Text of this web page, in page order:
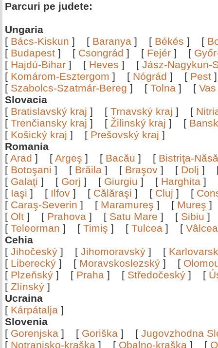
Parcuri pe judete:
Ungaria
[ Bács-Kiskun ] [ Baranya ] [ Békés ] [
[ Budapest ] [ Csongrád ] [ Fejér ] [
[ Hajdú-Bihar ] [ Heves ] [ Jász-Nagykun-
[ Komárom-Esztergom ] [ Nógrád ] [ Pest
[ Szabolcs-Szatmár-Bereg ] [ Tolna ] [ Vas
Slovacia
[ Bratislavský kraj ] [ Trnavský kraj ] [
[ Trenčiansky kraj ] [ Žilinský kraj ] [
[ Košický kraj ] [ Prešovský kraj ]
Romania
[ Arad ] [ Argeş ] [ Bacău ] [ Bistriţa-
[ Botoşani ] [ Brăila ] [ Braşov ] [ Dolj ]
[ Galaţi ] [ Gorj ] [ Giurgiu ] [ Harghita ]
[ Iaşi ] [ Ilfov ] [ Călăraşi ] [ Cluj ] [
[ Caraş-Severin ] [ Maramureş ] [ Mureş
[ Olt ] [ Prahova ] [ Satu Mare ] [ Sibiu
[ Teleorman ] [ Timiş ] [ Tulcea ] [
Cehia
[ Jihočeský ] [ Jihomoravský ] [
[ Liberecký ] [ Moravskoslezský ] [
[ Plzeňský ] [ Praha ] [ Středočeský ] [
[ Zlínský ]
Ucraina
[ Kárpátalja ]
Slovenia
[ Gorenjska ] [ Goriška ] [ Jugovzhodna
[ Notranjsko-kraška ] [ Obalno-kraška ] [